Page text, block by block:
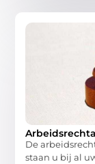
De
staan u bij al